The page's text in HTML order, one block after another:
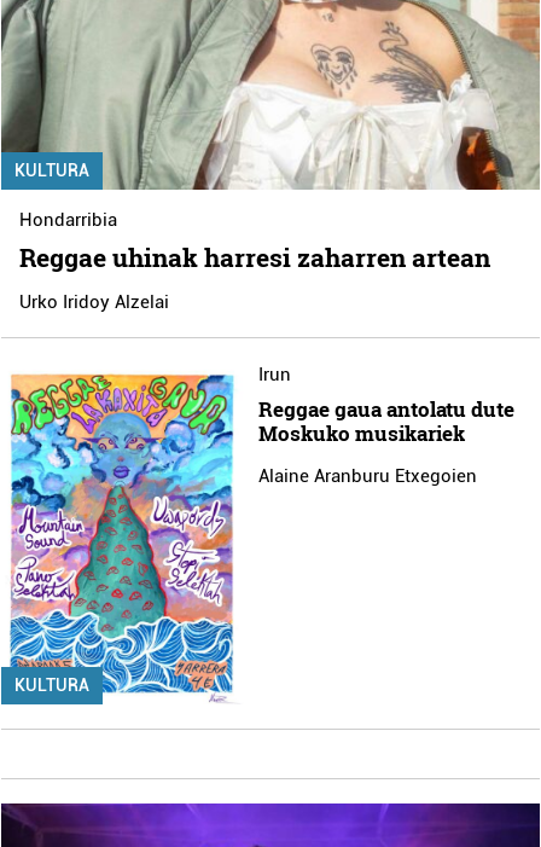
KULTURA
Hondarribia
Reggae uhinak harresi zaharren artean
Urko Iridoy Alzelai
KULTURA
Irun
Reggae gaua antolatu dute
Moskuko musikariek
Alaine Aranburu Etxegoien